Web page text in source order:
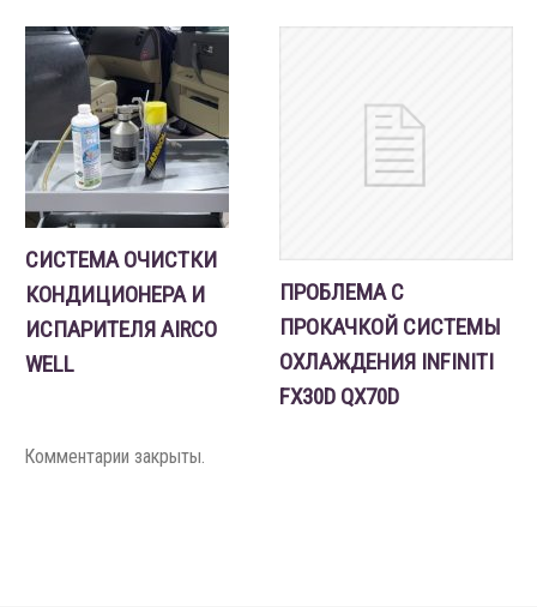
СИСТЕМА ОЧИСТКИ
КОНДИЦИОНЕРА И
ИСПАРИТЕЛЯ AIRCO
WELL
ПРОБЛЕМА С
ПРОКАЧКОЙ СИСТЕМЫ
ОХЛАЖДЕНИЯ INFINITI
FX30D QX70D
Комментарии закрыты.